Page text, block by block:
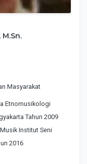
Masyarakat
Etnomusikologi
Tahun 2009
Institut Seni
2016